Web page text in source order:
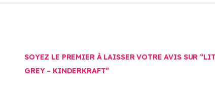
SOYEZ LE PREMIER À LAISSER VOTRE AVIS SUR
GREY – KINDERKRAFT”